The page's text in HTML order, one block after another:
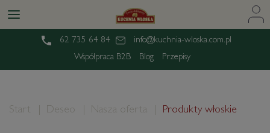
62 735 64 84
info@kuchnia-wloska.com.pl
Współpraca B2B
Blog Przepisy
Start Deseo Nasza oferta Produkty włoskie